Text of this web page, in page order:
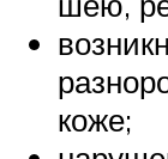
коже;